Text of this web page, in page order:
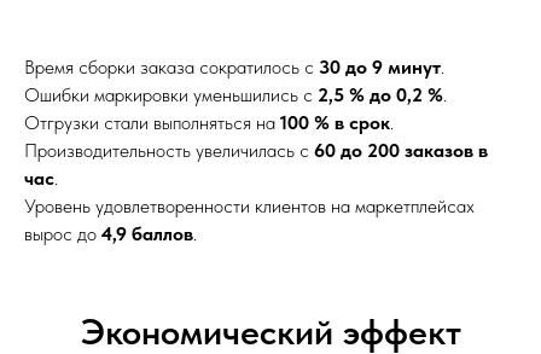
Время сборки заказа сократилось с 30 до 9 минут.
Ошибки маркировки уменьшились с 2,5 % до 0,2 %.
Отгрузки стали выполняться на 100 % в срок.
Производительность увеличилась с 60 до 200 заказов в
час.
Уровень удовлетворенности клиентов на маркетплейсах
вырос до 4,9 баллов.
Экономический эффект